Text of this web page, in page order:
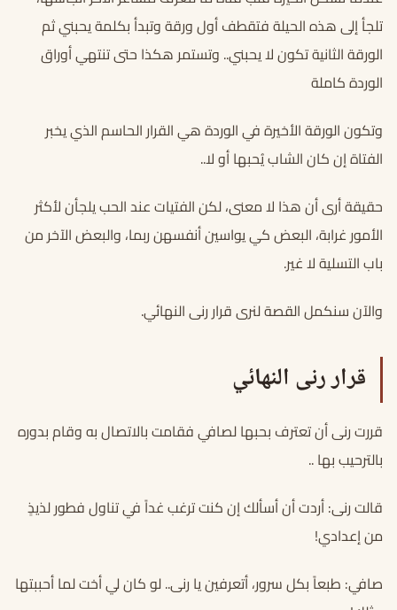
تلجأ إلى هذه الحيلة فتقطف أول ورقة وتبدأ بكلمة يحبني ثم
الورقة الثانية تكون لا يحبني.. وتستمر هكذا حتى تنتهي أوراق
الوردة كاملة
وتكون الورقة الأخيرة في الوردة هي القرار الحاسم الذي يخبر
الفتاة إن كان الشاب يُحبها أو لا..
حقيقة أرى أن هذا لا معنى، لكن الفتيات عند الحب يلجأن لأكثر
الأمور غرابة، البعض كي يواسين أنفسهن ربما، والبعض الآخر من
باب التسلية لا غير.
والآن سنكمل القصة لنرى قرار رنى النهائي.
قرار رنى النهائي
قررت رنى أن تعترف بحبها لصافي فقامت بالاتصال به وقام بدوره
بالترحيب بها ..
قالت رنى: أردت أن أسألك إن كنت ترغب غداً في تناول فطور لذيذٍ
من إعدادي!
صافي: طبعاً بكل سرور، أتعرفين يا رنى.. لو كان لي أخت لما أحببتها